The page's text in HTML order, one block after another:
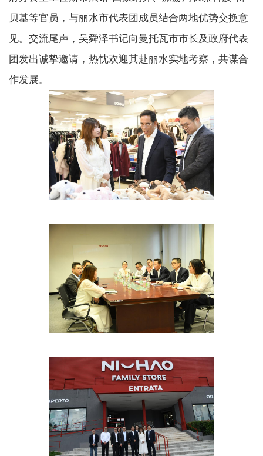
贝基等官员，与丽水市代表团成员结合两地优势交换意
见。交流尾声，吴舜泽书记向曼托瓦市市长及政府代表
团发出诚挚邀请，热忱欢迎其赴丽水实地考察，共谋合
作发展。